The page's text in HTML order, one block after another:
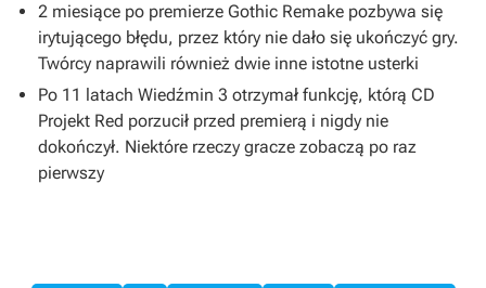
2 miesiące po premierze Gothic Remake pozbywa się
irytującego błędu, przez który nie dało się ukończyć gry.
Twórcy naprawili również dwie inne istotne usterki
Po 11 latach Wiedźmin 3 otrzymał funkcję, którą CD
Projekt Red porzucił przed premierą i nigdy nie
dokończył. Niektóre rzeczy gracze zobaczą po raz
pierwszy